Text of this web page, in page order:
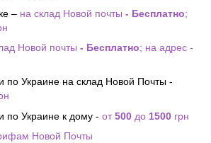
– на склад Новой почты - Бесплатно;
Новой почты - Бесплатно; на адрес -
по Украине на склад Новой Почты -
по Украине к дому - от500 до 1500 грн
Новой Почты